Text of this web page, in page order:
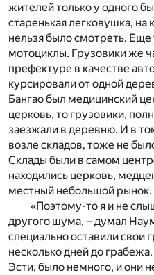
жителей только у одного
старенькая легковушка,
нельзя было смотреть. Еще
мотоциклы. Грузовики же
префектуре в качестве
курсировали от одной
Бангао был медицинский
церковь, то грузовики,
заезжали в деревню. И в
возле складов, тоже не
Склады были в самом
находились церковь,
местный небольшой рынок.
«Поэтому-то я и не
другого шума, – думал
специально оставили свои
несколько дней до
Эсти, было немного, и они